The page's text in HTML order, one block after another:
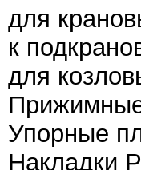
для
к
для
Упорные
Накладки